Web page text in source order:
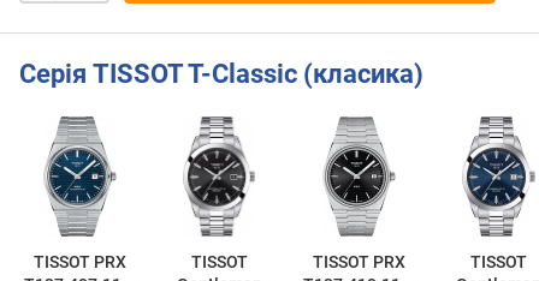
Серія TISSOT T-Classic (класика)
TISSOT PRX
TISSOT
TISSOT PRX
TISSOT